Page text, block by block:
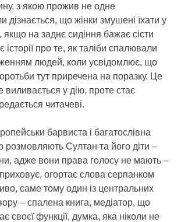
з якою прожив не одне
дізнається, що жінки змушені їхати у
якщо на заднє сидіння бажає сісти
історії про те, як таліби спалювали
людей, коли усвідомлює, що
тут приречена на поразку. Це
у дію, проте стає
читачеві.
барвиста і багатослівна
розмовляють Султан та його діти –
адже вони права голосу не мають –
огортає слова серпанком
саме тому один із центральних
– спалена книга, медіатор, що
своєї функції, думка, яка ніколи не